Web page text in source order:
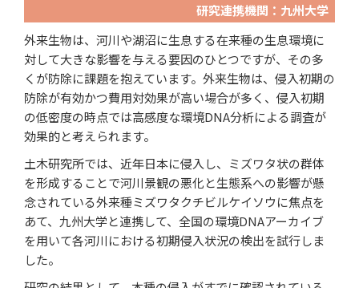
研究連携機関：九州大学
外来生物は、河川や湖沼に生息する在来種の生息環境に
対して大きな影響を与える要因のひとつですが、その多
くが防除に課題を抱えています。外来生物は、侵入初期の
防除が有効かつ費用対効果が高い場合が多く、侵入初期
の低密度の時点では高感度な環境DNA分析による調査が
効果的と考えられます。
土木研究所では、近年日本に侵入し、ミズワタ状の群体
を形成することで河川景観の悪化と生態系への影響が懸
念されている外来種ミズワタクチビルケイソウに焦点を
あて、九州大学と連携して、全国の環境DNAアーカイブ
を用いて各河川における初期侵入状況の検出を試行しま
した。